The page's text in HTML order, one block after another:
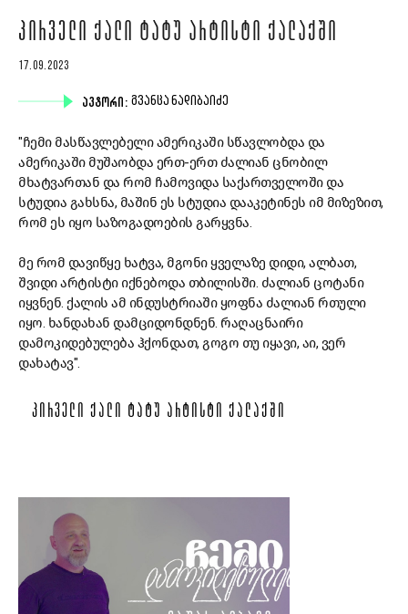
ᲞᲘᲠᲕᲔᲚᲘ ᲥᲐᲚᲘ ᲢᲐᲢᲣ ᲐᲠᲢᲘᲡᲢᲘ ᲥᲐᲚᲐᲥᲨᲘ
17.09.2023
ᲐᲕᲢᲝᲠᲘ: ᲒᲕᲐᲜᲪᲐ ᲜᲐᲓᲘᲑᲐᲘᲫᲔ
"ჩემი მასწავლებელი ამერიკაში სწავლობდა და
ამერიკაში მუშაობდა ერთ-ერთ ძალიან ცნობილ
მხატვართან და რომ ჩამოვიდა საქართველოში და
სტუდია გახსნა, მაშინ ეს სტუდია დააკეტინეს იმ მიზეზით,
რომ ეს იყო საზოგადოების გარყვნა.
მე რომ დავიწყე ხატვა, მგონი ყველაზე დიდი, ალბათ,
შვიდი არტისტი იქნებოდა თბილისში. ძალიან ცოტანი
იყვნენ. ქალის ამ ინდუსტრიაში ყოფნა ძალიან რთული
იყო. ხანდახან დამციდონდნენ. რაღაცნაირი
დამოკიდებულება ჰქონდათ, გოგო თუ იყავი, აი, ვერ
დახატავ".
ᲞᲘᲠᲕᲔᲚᲘ ᲥᲐᲚᲘ ᲢᲐᲢᲣ ᲐᲠᲢᲘᲡᲢᲘ ᲥᲐᲚᲐᲥᲨᲘ